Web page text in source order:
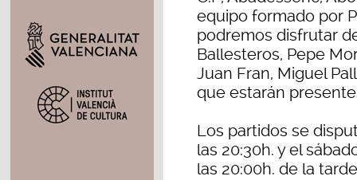
equipo formado por
podremos disfrutar
Ballesteros, Pepe
Juan Fran, Miguel
que estarán
Los partidos se
las 20:30h. y el
las 20:00h. de la